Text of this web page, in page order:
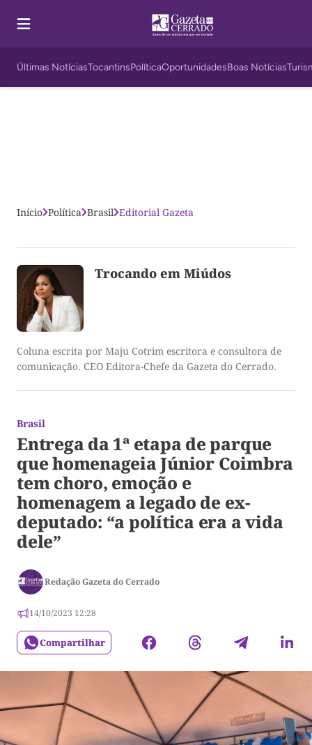
Últimas NotíciasTocantinsPolíticaOportunidadesBoas Notícias
Início Política Brasil Editorial Gazeta
Trocando em Miúdos
Coluna escrita por Maju Cotrim escritora e consultora de
comunicação. CEO Editora-Chefe da Gazeta do Cerrado.
Brasil
Entrega da 1ª etapa de parque
que homenageia Júnior Coimbra
tem choro, emoção e
homenagem a legado de ex-
deputado: “a política era a vida
dele”
Redação Gazeta do Cerrado
14/10/2023 12:28
Compartilhar